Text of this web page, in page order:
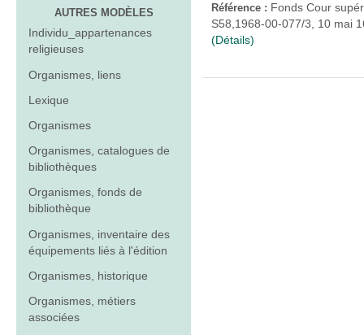
AUTRES MODÈLES
Individu_appartenances
religieuses
Organismes, liens
Lexique
Organismes
Organismes, catalogues de
bibliothèques
Organismes, fonds de
bibliothèque
Organismes, inventaire des
équipements liés à l'édition
Organismes, historique
Organismes, métiers
associées
Référence : Fonds Cour
S58,1968-00-077/3, 10 mai
(Détails)